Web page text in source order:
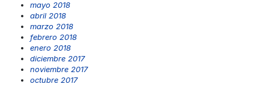
mayo 2018
abril 2018
marzo 2018
febrero 2018
enero 2018
diciembre 2017
noviembre 2017
octubre 2017